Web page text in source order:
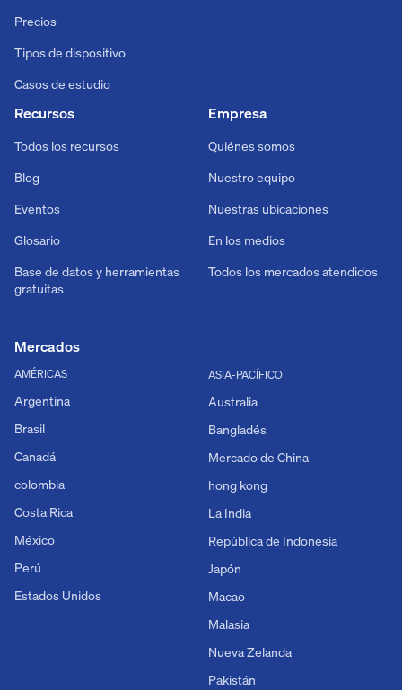
Precios
Tipos de dispositivo
Casos de estudio
Recursos
Todos los recursos
Blog
Eventos
Glosario
Base de datos y herramientas
gratuitas
Empresa
Quiénes somos
Nuestro equipo
Nuestras ubicaciones
En los medios
Todos los mercados atendidos
Mercados
AMÉRICAS
Argentina
Brasil
Canadá
colombia
Costa Rica
México
Perú
Estados Unidos
ASIA-PACÍFICO
Australia
Bangladés
Mercado de China
hong kong
La India
República de Indonesia
Japón
Macao
Malasia
Nueva Zelanda
Pakistán